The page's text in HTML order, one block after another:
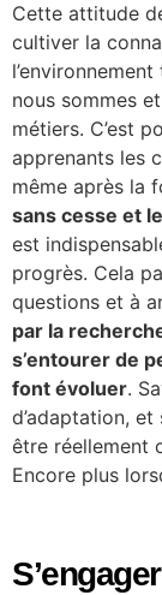
​Cette attitude
cultiver la
nous sommes
métiers. C’est
apprenants les
même après la
sans cesse et
est
progrès. Cela
questions et à
par la
s’entourer de
font évoluer.
d’adaptation,
être réellement
Encore plus